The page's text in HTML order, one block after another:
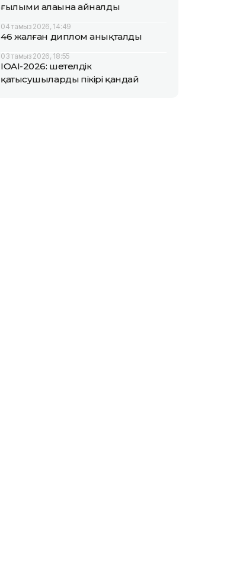
ғылыми алаңына айналды
04 тамыз 2026, 14:49
46 жалған диплом анықталды
03 тамыз 2026, 18:55
IOAI-2026: шетелдік
қатысушылардың пікірі қандай